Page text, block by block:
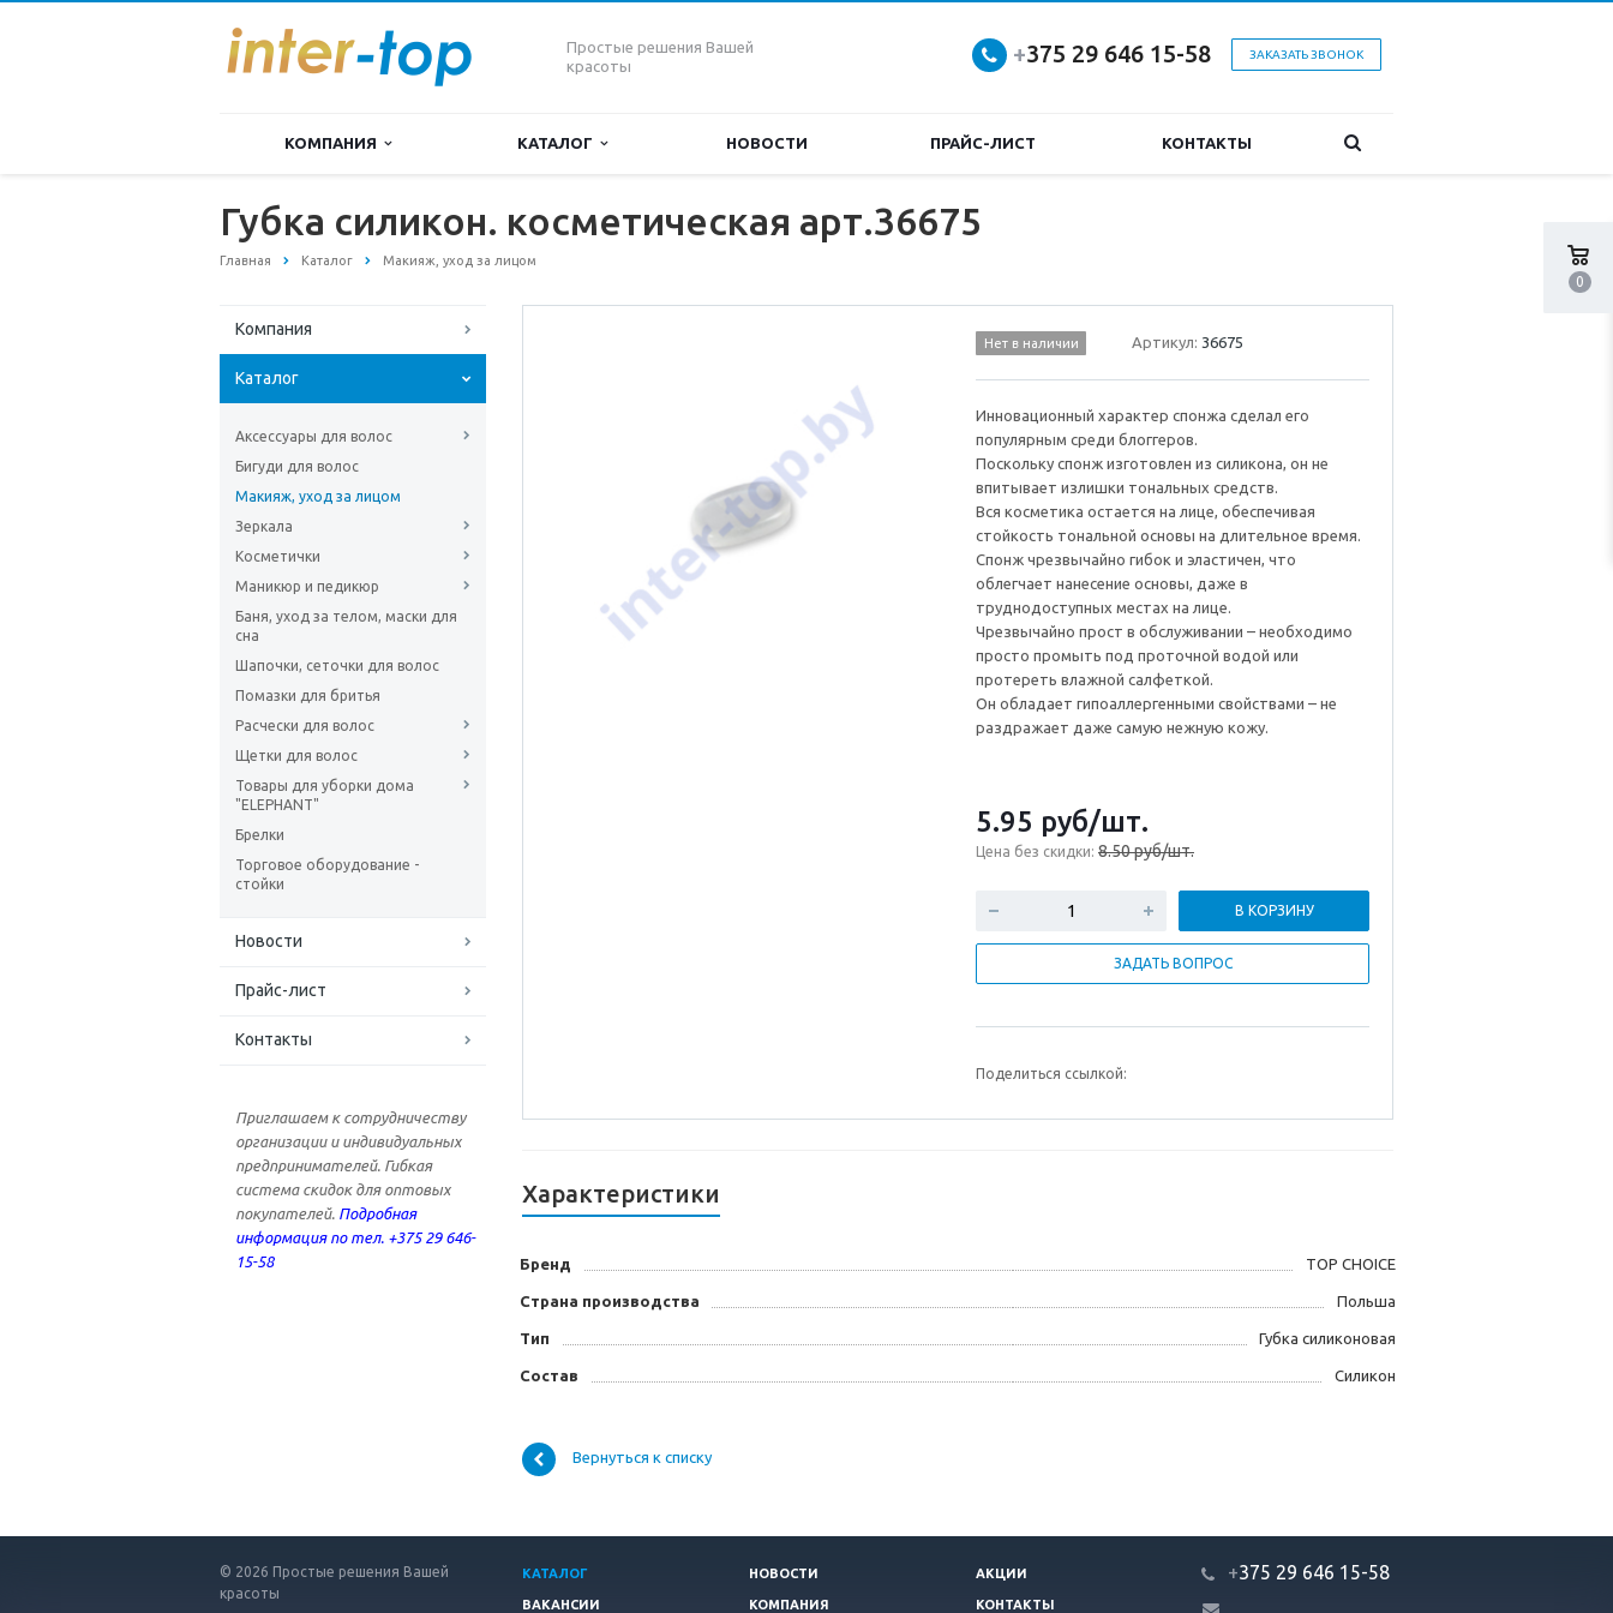
0
Простые решения Вашей
красоты
ЗАКАЗАТЬ ЗВОНОК
+375 29 646 15-58
КОМПАНИЯ КАТАЛОГ НОВОСТИ ПРАЙС-ЛИСТ КОНТАКТЫ
Губка силикон. косметическая арт.36675
Главная Каталог Макияж, уход за лицом
Компания
Каталог
Аксессуары для волос
Бигуди для волос
Макияж, уход за лицом
Зеркала
Косметички
Маникюр и педикюр
Баня, уход за телом, маски для
сна
Шапочки, сеточки для волос
Помазки для бритья
Расчески для волос
Щетки для волос
Товары для уборки дома
"ELEPHANT"
Брелки
Торговое оборудование -
стойки
Новости
Прайс-лист
Контакты
Приглашаем к сотрудничеству
организации и индивидуальных
предпринимателей. Гибкая
система скидок для оптовых
покупателей. Подробная
информация по тел. +375 29 646-
15-58
Нет в наличии Артикул: 36675
Инновационный характер спонжа сделал его
популярным среди блоггеров.
Поскольку спонж изготовлен из силикона, он не
впитывает излишки тональных средств.
Вся косметика остается на лице, обеспечивая
стойкость тональной основы на длительное время.
Спонж чрезвычайно гибок и эластичен, что
облегчает нанесение основы, даже в
труднодоступных местах на лице.
Чрезвычайно прост в обслуживании – необходимо
просто промыть под проточной водой или
протереть влажной салфеткой.
Он обладает гипоаллергенными свойствами – не
раздражает даже самую нежную кожу.
5.95 руб/шт.
Цена без скидки: 8.50 руб/шт.
В КОРЗИНУ
ЗАДАТЬ ВОПРОС
Поделиться ссылкой:
Характеристики
Бренд TOP CHOICE
Страна производства Польша
Тип Губка силиконовая
Состав Силикон
Вернуться к списку
© 2026 Простые решения Вашей
красоты
КАТАЛОГ НОВОСТИ АКЦИИ
ВАКАНСИИ КОМПАНИЯ КОНТАКТЫ
+375 29 646 15-58